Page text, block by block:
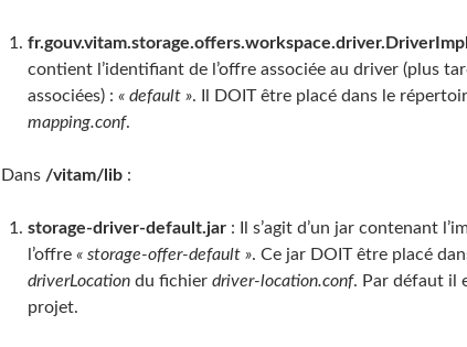
contient l’identifiant de l’offre associée au driver (plus
associées) : « default ». Il DOIT être placé dans le
mapping.conf.
Dans /vitam/lib:
storage-driver-default.jar: Il s’agit d’un jar contenant
l’offre « storage-offer-default ». Ce jar DOIT être placé
driverLocationdu fichier driver-location.conf. Par défaut il
projet.